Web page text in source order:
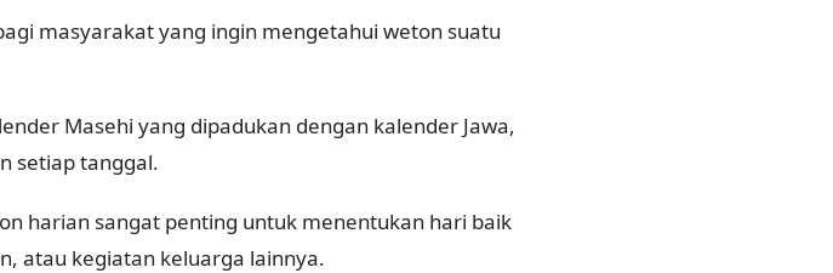
masyarakat yang ingin mengetahui weton suatu
Masehi yang dipadukan dengan kalender Jawa,
setiap tanggal.
harian sangat penting untuk menentukan hari baik
atau kegiatan keluarga lainnya.